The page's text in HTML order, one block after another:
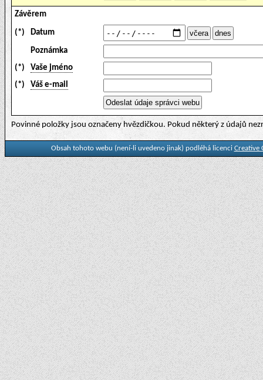
Závěrem
(*) Datum
Poznámka
(*)
Vaše jméno
(*)
Váš e-mail
Povinné položky jsou označeny hvězdičkou. Pokud některý z údajů
Obsah tohoto webu (není-li uvedeno jinak) podléhá licenci Creative